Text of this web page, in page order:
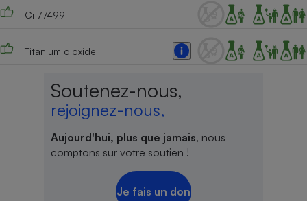
Ci 77499
Titanium dioxide
Soutenez-nous,
rejoignez-nous,
Aujourd'hui, plus que jamais, nous
comptons sur votre soutien !
Je fais un don